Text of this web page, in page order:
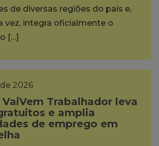
de diversas regiões do país e,
vez, integra oficialmente o
[…]
2026
VaiVem Trabalhador leva
e amplia
de emprego em